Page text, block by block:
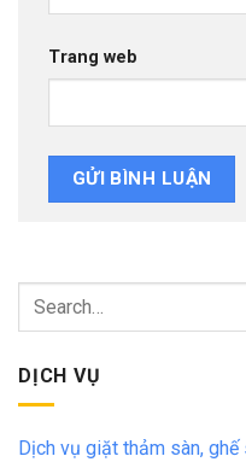
Trang web
DỊCH VỤ
Dịch vụ giặt thảm sàn,